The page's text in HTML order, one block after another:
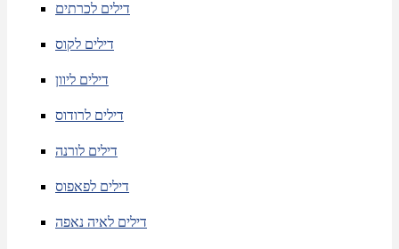
דילים לכרתים
דילים לקוס
דילים ליוון
דילים לרודוס
דילים לורנה
דילים לפאפוס
דילים לאיה נאפה